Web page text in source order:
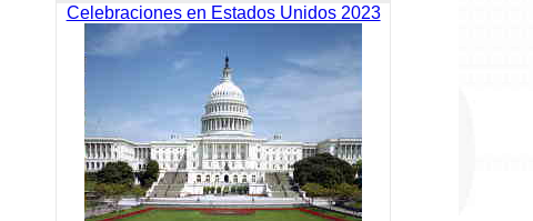
Celebraciones en Estados Unidos 2023